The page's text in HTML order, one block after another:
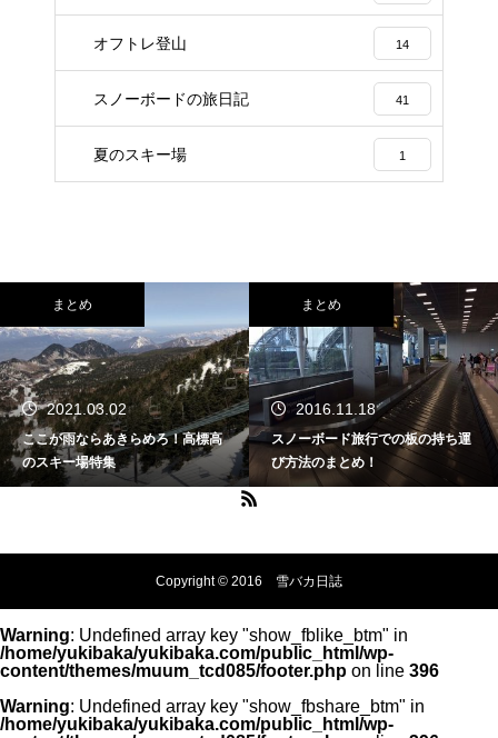
オフトレ登山 14
スノーボードの旅日記 41
夏のスキー場 1
まとめ
2016.11.18
スノーボード旅行での板の持ち運
び方法のまとめ！
まとめ
2020.04.15
雪バカ日誌特別編！中の人のスマ
ッシュヒット記事をご紹介しま
す。
Copyright © 2016 雪バカ日誌
Warning: Undefined array key "show_fblike_btm" in
/home/yukibaka/yukibaka.com/public_html/wp-
content/themes/muum_tcd085/footer.php on line 396
Warning: Undefined array key "show_fbshare_btm" in
/home/yukibaka/yukibaka.com/public_html/wp-